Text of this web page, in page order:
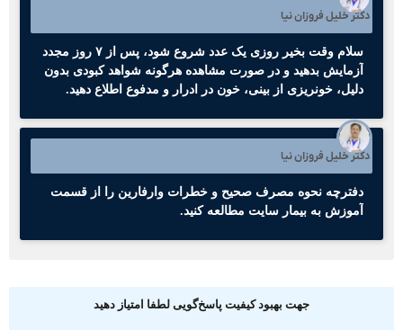
دکتر خلیل فروزان نیا
سلام وقت بخیر روزی یک عدد شروع شود، پس از ۷ روز مجدد
آزمایش بدهید و در صورت مشاهده هرگونه شواهد کبودی بدون
دلیل، خونریزی از بینی، خون در ادرار و مدفوع اطلاع دهید.
دکتر خلیل فروزان نیا
دفترچه نحوه مصرف صحیح و خطرات وارفارین را از قسمت
آموزش به بیمار سایت مطالعه کنید.
جهت بهبود کیفیت پاسخ‌گویی لطفا امتیاز دهید